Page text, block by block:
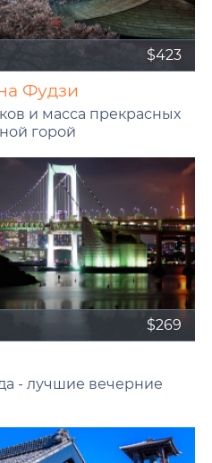
$423
Фудзи
и масса прекрасных
горой
$269
- лучшие вечерние